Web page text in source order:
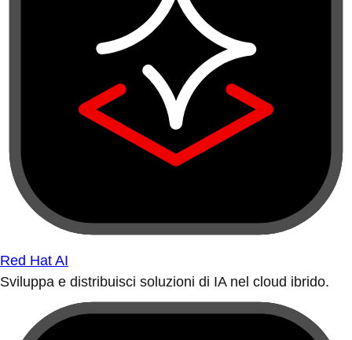
Red Hat AI
Sviluppa e distribuisci soluzioni di IA nel cloud ibrido.